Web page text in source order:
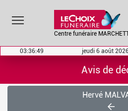
Centre funéraire
Toggle main menu visibility
03:36:49 jeudi 6 août
Avis de
Hervé